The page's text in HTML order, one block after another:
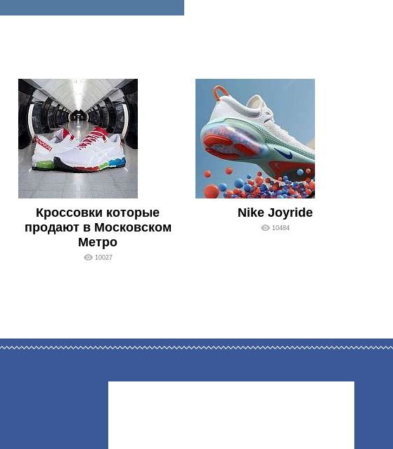
Кроссовки которые
продают в Московском
Метро
10027
Nike Joyride
10484